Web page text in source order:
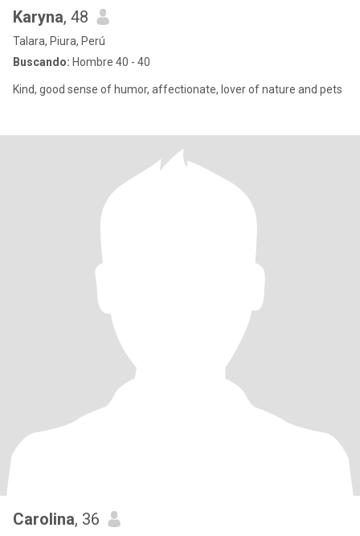
Karyna, 48
Talara, Piura, Perú
Buscando: Hombre 40 - 40
Kind, good sense of humor, affectionate, lover of nature and pets
Carolina, 36